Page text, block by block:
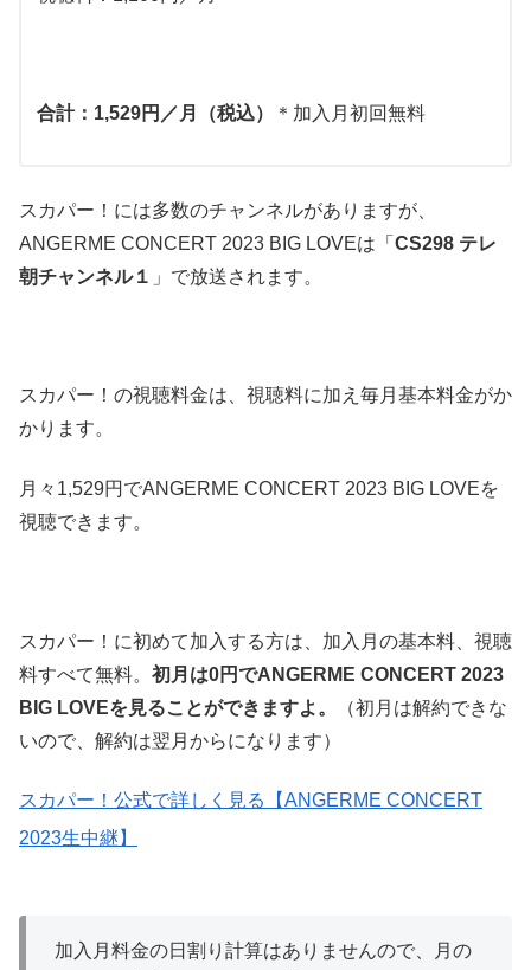
合計：1,529円／月（税込） ＊加入月初回無料
スカパー！には多数のチャンネルがありますが、
ANGERME CONCERT 2023 BIG LOVEは「 CS298 テレ
朝チャンネル１ 」で放送されます。
スカパー！の視聴料金は、視聴料に加え毎月基本料金がか
かります。
月々1,529円でANGERME CONCERT 2023 BIG LOVEを
視聴できます。
スカパー！に初めて加入する方は、加入月の基本料、視聴
料すべて無料。 初月は0円でANGERME CONCERT 2023
BIG LOVEを見ることができますよ。
（初月は解約できな
いので、解約は翌月からになります）
スカパー！公式で詳しく見る【ANGERME CONCERT
2023生中継】
加入月料金の日割り計算はありませんので、月の